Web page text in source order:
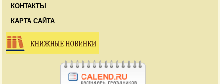
КОНТАКТЫ
КАРТА САЙТА